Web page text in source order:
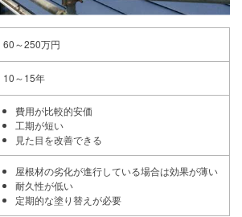
60～250万円
10～15年
費用が比較的安価
工期が短い
見た目を改善できる
屋根材の劣化が進行している場合は効果が薄い
耐久性が低い
定期的な塗り替えが必要